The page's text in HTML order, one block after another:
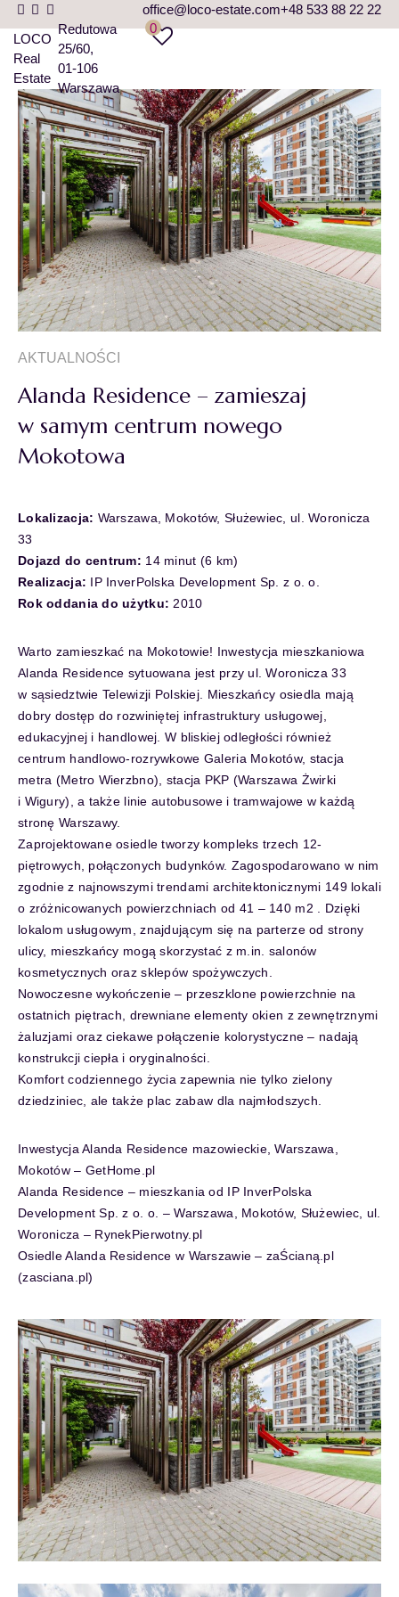
LOCO
Real
Estate
Redutowa
25/60
01-106
Warszawa
office@loco-estate.com+48 533 88 22 22
0
AKTUALNOŚCI
Alanda Residence – zamieszaj
w samym centrum nowego
Mokotowa
Lokalizacja: Warszawa, Mokotów, Służewiec, ul. Woronicza
33
Dojazd do centrum: 14 minut (6 km)
Realizacja: IP InverPolska Development Sp. z o. o.
Rok oddania do użytku: 2010
Warto zamieszkać na Mokotowie! Inwestycja mieszkaniowa
Alanda Residence sytuowana jest przy ul. Woronicza 33
w sąsiedztwie Telewizji Polskiej. Mieszkańcy osiedla mają
dobry dostęp do rozwiniętej infrastruktury usługowej,
edukacyjnej i handlowej. W bliskiej odległości również
centrum handlowo-rozrywkowe Galeria Mokotów, stacja
metra (Metro Wierzbno), stacja PKP (Warszawa Żwirki
i Wigury), a także linie autobusowe i tramwajowe w każdą
stronę Warszawy.
Zaprojektowane osiedle tworzy kompleks trzech 12-
piętrowych, połączonych budynków. Zagospodarowano w nim
zgodnie z najnowszymi trendami architektonicznymi 149 lokali
o zróżnicowanych powierzchniach od 41 – 140 m2 . Dzięki
lokalom usługowym, znajdującym się na parterze od strony
ulicy, mieszkańcy mogą skorzystać z m.in. salonów
kosmetycznych oraz sklepów spożywczych.
Nowoczesne wykończenie – przeszklone powierzchnie na
ostatnich piętrach, drewniane elementy okien z zewnętrznymi
żaluzjami oraz ciekawe połączenie kolorystyczne – nadają
konstrukcji ciepła i oryginalności.
Komfort codziennego życia zapewnia nie tylko zielony
dziedziniec, ale także plac zabaw dla najmłodszych.
Inwestycja Alanda Residence mazowieckie, Warszawa,
Mokotów – GetHome.pl
Alanda Residence – mieszkania od IP InverPolska
Development Sp. z o. o. – Warszawa, Mokotów, Służewiec, ul.
Woronicza – RynekPierwotny.pl
Osiedle Alanda Residence w Warszawie – zaŚcianą.pl
(zasciana.pl)